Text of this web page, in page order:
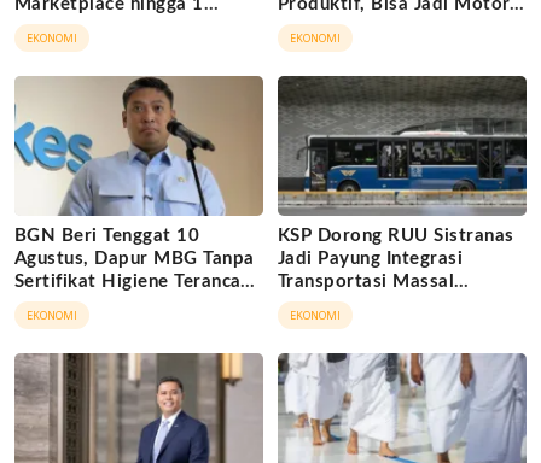
Marketplace hingga 1
November 2026
EKONOMI
Produktif, Bisa Jadi Motor
Ekonomi Daerah
EKONOMI
BGN Beri Tenggat 10
Agustus, Dapur MBG Tanpa
Sertifikat Higiene Terancam
Tutup Permanen
EKONOMI
KSP Dorong RUU Sistranas
Jadi Payung Integrasi
Transportasi Massal
Indonesia
EKONOMI